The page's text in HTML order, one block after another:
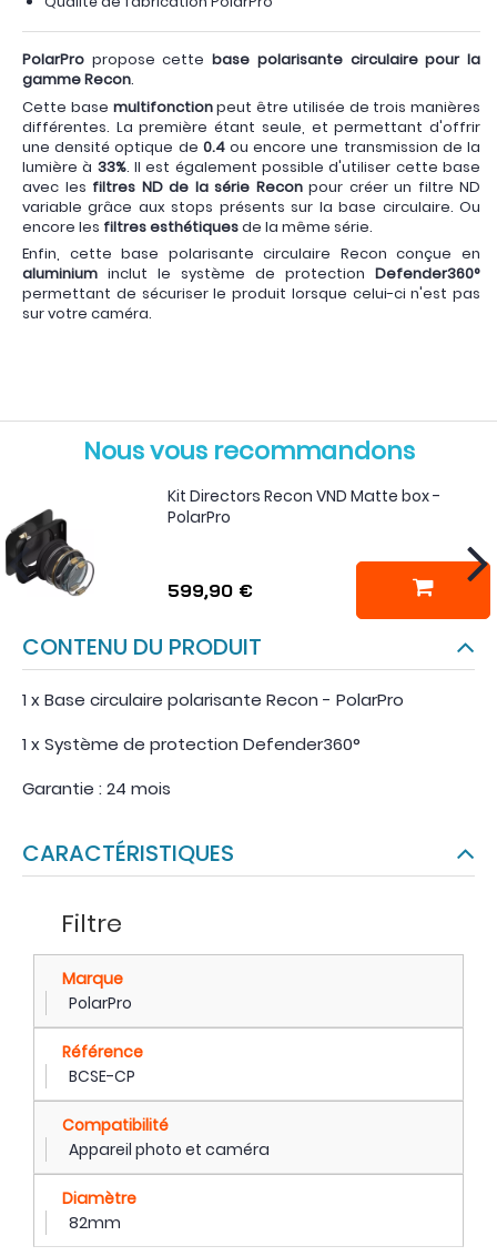
PolarPro propose cettebase polarisante circulaire pour la
gamme Recon.
Cette base multifonctionpeut être utilisée de trois manières
différentes. La première étant seule, et permettant d'offrir
une densité optique de 0.4ou encore une transmission de la
lumière à 33%. Il est également possible d'utiliser cette base
avec les filtres ND de la série Reconpour créer un filtre ND
variable grâce aux stops présents sur la base circulaire. Ou
encore les filtres esthétiquesde la même série.
Enfin, cette base polarisante circulaire Recon conçue en
aluminium inclut le système de protection Defender360°
permettant de sécuriser le produit lorsque celui-ci n'est pas
sur votre caméra.
Nous vous recommandons
Kit Directors Recon VND Matte box -
PolarPro
599,90 €
CONTENU DU PRODUIT
1 x Base circulaire polarisante Recon - PolarPro
1 x Système de protection Defender360°
Garantie : 24 mois
CARACTÉRISTIQUES
Filtre
Marque
PolarPro
Référence
BCSE-CP
Compatibilité
Appareil photo et caméra
Diamètre
82mm